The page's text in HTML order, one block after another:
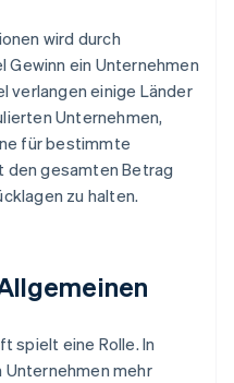
wird durch
ein Unternehmen
verlangen einige Länder
Unternehmen,
für bestimmte
den gesamten Betrag
zu halten.
spielt eine Rolle. In
mehr